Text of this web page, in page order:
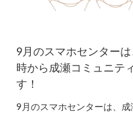
9月のスマホセンター
時から成瀬コミュニテ
す！
9月のスマホセンターは、